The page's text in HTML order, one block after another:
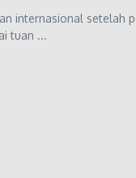
internasional setelah
tuan ...